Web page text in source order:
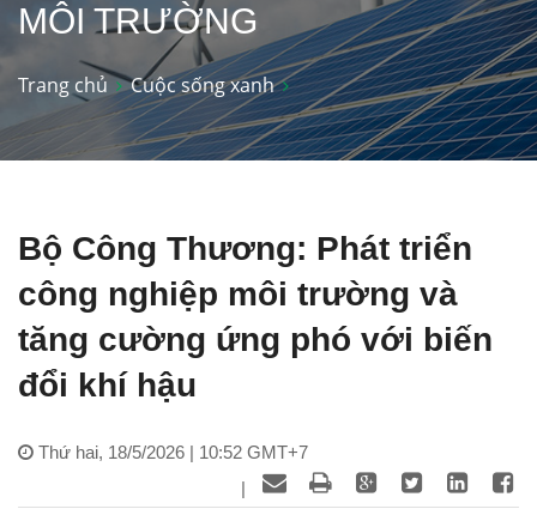
MÔI TRƯỜNG
Trang chủ Cuộc sống xanh
Bộ Công Thương: Phát triển
công nghiệp môi trường và
tăng cường ứng phó với biến
đổi khí hậu
Thứ hai, 18/5/2026 | 10:52 GMT+7
|